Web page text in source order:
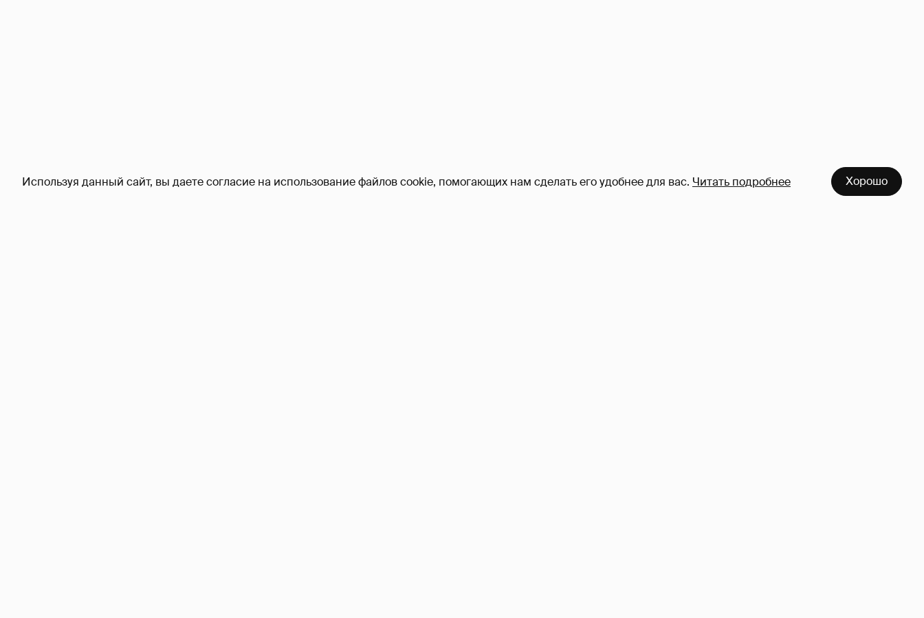
Используя данный сайт, вы даете согласие на использование файлов cookie, помогающих нам сделать его удобнее для вас. Читать подробнее Хорошо